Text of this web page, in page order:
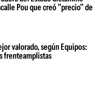
Pou que creó "precio" de
valorado, según Equipos:
frenteamplistas